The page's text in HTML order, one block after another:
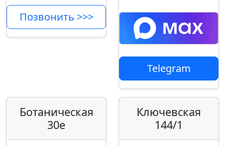
Позвонить >>>
Telegram
Ботаническая
30е
Ключевская
144/1